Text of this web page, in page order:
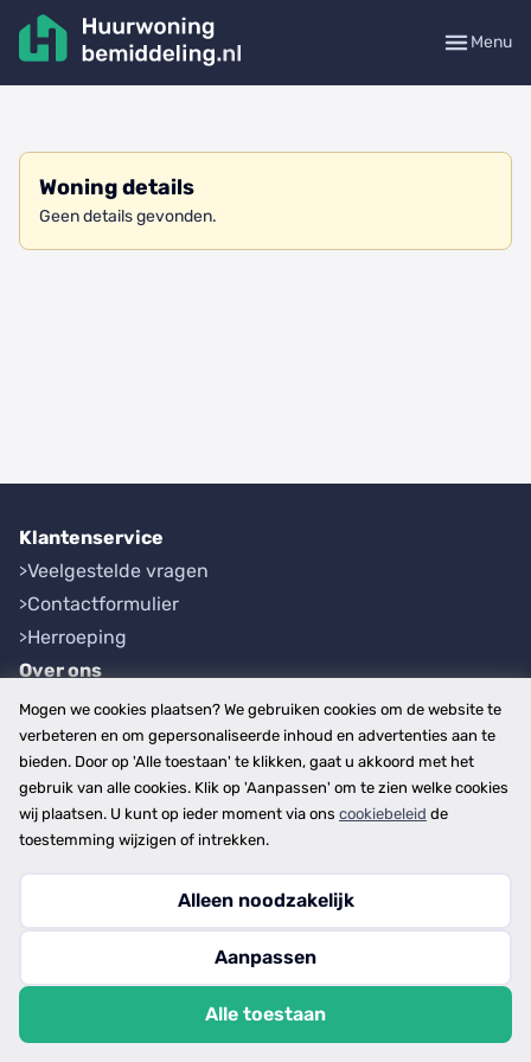
Menu
Woning details
Geen details gevonden.
Klantenservice
Veelgestelde vragen
Contactformulier
Herroeping
Over ons
Bedrijfsgegevens
Werkwijze
Overzichten
Plaatsen
Provincies
Copyright © 2026
privacy- en cookiebeleid
Mogen we cookies plaatsen? We gebruiken cookies om de website te
verbeteren en om gepersonaliseerde inhoud en advertenties aan te
bieden. Door op 'Alle toestaan' te klikken, gaat u akkoord met het
gebruik van alle cookies. Klik op 'Aanpassen' om te zien welke cookies
wij plaatsen. U kunt op ieder moment via ons cookiebeleid de
toestemming wijzigen of intrekken.
Alleen noodzakelijk
Aanpassen
Alle toestaan